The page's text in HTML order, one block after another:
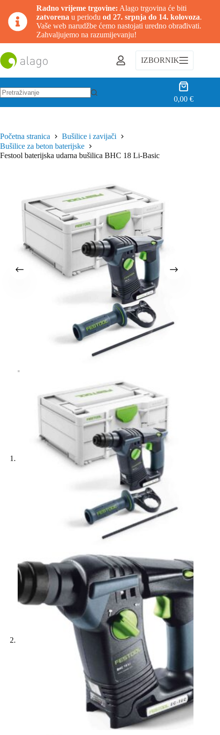
Radno vrijeme trgovine: Alago trgovina će biti
zatvorena u periodu od 27. srpnja do 14. kolovoza.
Vaše web narudžbe ćemo nastojati uredno obrađivati.
Zahvaljujemo na razumijevanju!
na
sadržaj
IZBORNIK
Košarica
0,00€
Početna stranica
Bušilice i zavijači
Bušilice za beton baterijske
Festool baterijska udarna bušilica BHC 18 Li-Basic